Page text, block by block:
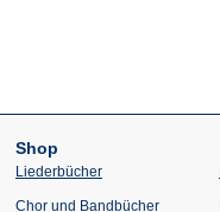
Shop
Liederbücher
Chor und Bandbücher